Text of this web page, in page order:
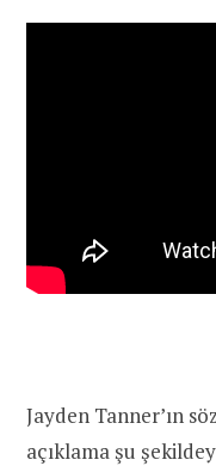
Jayden Tanner’ın
açıklama şu